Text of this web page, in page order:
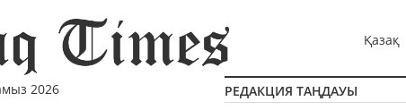
2026
Қазақ
РЕДАКЦИЯ ТАҢДАУЫ